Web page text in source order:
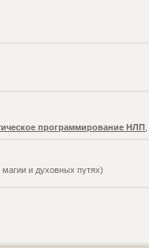
программирование НЛП
и духовных путях)